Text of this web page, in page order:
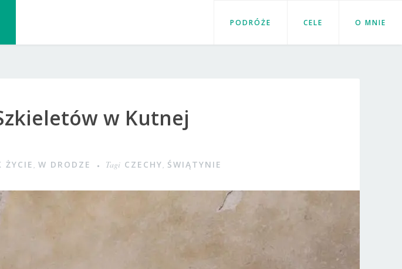
PODRÓŻE CELE O MNIE
w Kutnej
ŻYCIE, W DRODZE Tagi CZECHY, ŚWIĄTYNIE